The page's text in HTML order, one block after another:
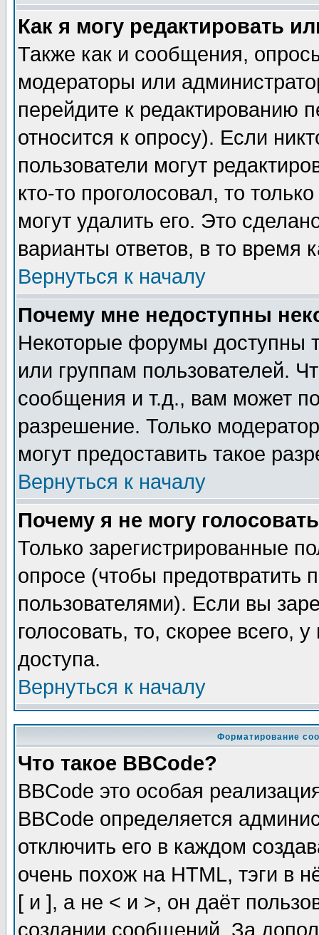
Как я могу редактировать
Также как и сообщения,
модераторы или
перейдите к редактированию
относится к опросу). Если
пользователи могут
кто-то проголосовал, то
могут удалить его. Это
варианты ответов, в то время
Вернуться к началу
Почему мне недоступны
Некоторые форумы доступны
или группам пользователей.
сообщения и т.д., вам может
разрешение. Только
могут предоставить такое
Вернуться к началу
Почему я не могу
Только зарегистрированные
опросе (чтобы предотвратить
пользователями). Если вы
голосовать, то, скорее всего,
доступа.
Вернуться к началу
Форматирование
Что такое BBCode?
BBCode это особая
BBCode определяется
отключить его в каждом
очень похож на HTML, тэги в
[ и ], а не < и >, он даёт
создании сообщений. За